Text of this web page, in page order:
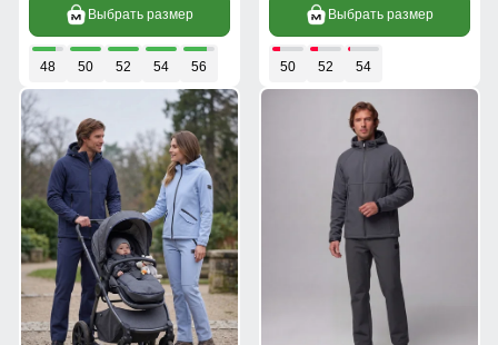
Выбрать размер
48 50 52 54 56
Выбрать размер
50 52 54